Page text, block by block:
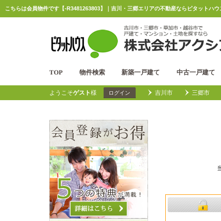
こちらは会員物件です【-R3481263803】｜吉川・三郷エリアの不動産ならピタットハ
TOP 物件検索 新築一戸建て 中古一戸建て
ようこそゲスト様 ログイン 吉川市 三郷市